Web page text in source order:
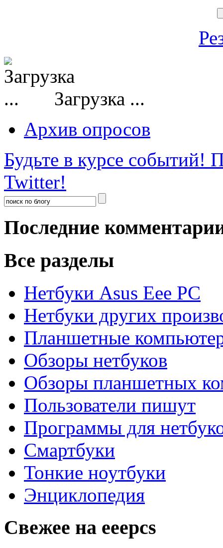
Загрузка ...
Архив опросов
Будьте в курсе событий!
Twitter!
Последние
Все разделы
Нетбуки Asus Eee PC
Нетбуки других
Планшетные
Обзоры нетбуков
Обзоры планшетных
Пользователи пишут
Программы для
Смартбуки
Тонкие ноутбуки
Энциклопедия
Свежее на eeepcs